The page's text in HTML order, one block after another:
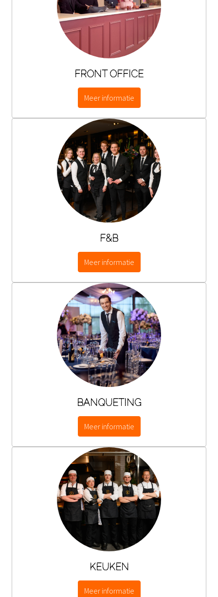
FRONT OFFICE
Meer informatie
F&B
Meer informatie
BANQUETING
Meer informatie
KEUKEN
Meer informatie